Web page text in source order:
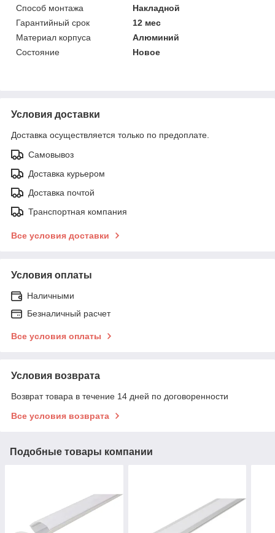
Способ монтажа
Накладной
Гарантийный срок
12 мес
Материал корпуса
Алюминий
Состояние
Новое
Условия доставки
Доставка осуществляется только по предоплате.
Самовывоз
Доставка курьером
Доставка почтой
Транспортная компания
Все условия доставки
Условия оплаты
Наличными
Безналичный расчет
Все условия оплаты
Условия возврата
Возврат товара в течение 14 дней по договоренности
Все условия возврата
Подобные товары компании